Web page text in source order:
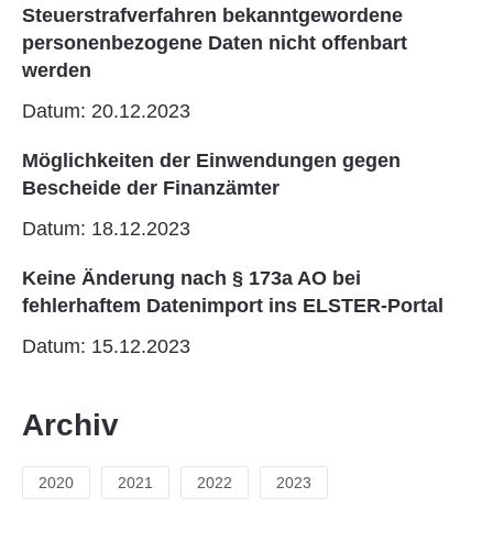
Steuerstrafverfahren bekanntgewordene
personenbezogene Daten nicht offenbart
werden
Datum: 20.12.2023
Möglichkeiten der Einwendungen gegen
Bescheide der Finanzämter
Datum: 18.12.2023
Keine Änderung nach § 173a AO bei
fehlerhaftem Datenimport ins ELSTER-Portal
Datum: 15.12.2023
Archiv
2020 2021 2022 2023